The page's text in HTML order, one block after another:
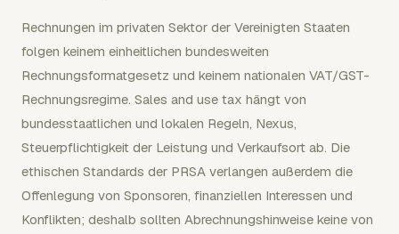
Rechnungen im privaten Sektor der Vereinigten Staaten
folgen keinem einheitlichen bundesweiten
Rechnungsformatgesetz und keinem nationalen VAT/GST-
Rechnungsregime. Sales and use tax hängt von
bundesstaatlichen und lokalen Regeln, Nexus,
Steuerpflichtigkeit der Leistung und Verkaufsort ab. Die
ethischen Standards der PRSA verlangen außerdem die
Offenlegung von Sponsoren, finanziellen Interessen und
Konflikten; deshalb sollten Abrechnungshinweise keine von